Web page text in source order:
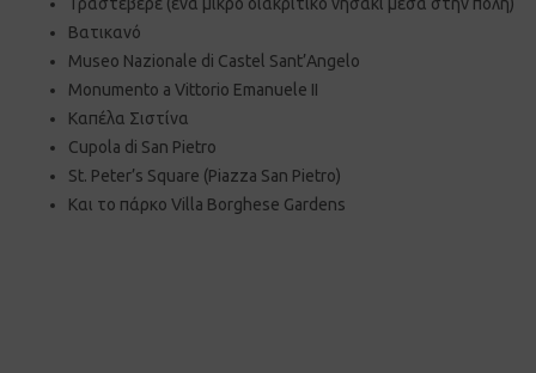
Βατικανό
Museo Nazionale di Castel Sant’Angelo
Monumento a Vittorio Emanuele II
Καπέλα Σιστίνα
Cupola di San Pietro
St. Peter’s Square (Piazza San Pietro)
Και το πάρκο Villa Borghese Gardens